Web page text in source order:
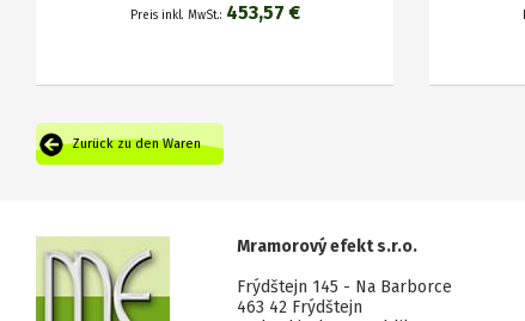
Preis inkl. MwSt.: 453,57 €
Zurück zu den Waren
Mramorový efekt s.r.o.
Frýdštejn 145 - Na Barborce
463 42 Frýdštejn